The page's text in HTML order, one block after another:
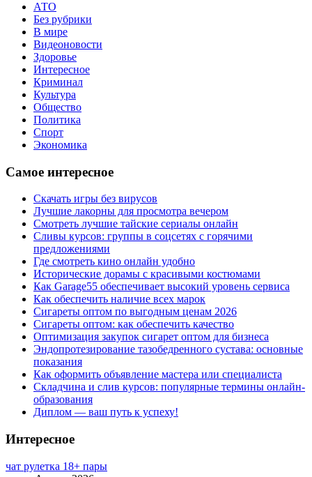
АТО
Без рубрики
В мире
Видеоновости
Здоровье
Интересное
Криминал
Культура
Общество
Политика
Спорт
Экономика
Самое интересное
Скачать игры без вирусов
Лучшие лакорны для просмотра вечером
Смотреть лучшие тайские сериалы онлайн
Сливы курсов: группы в соцсетях с горячими
предложениями
Где смотреть кино онлайн удобно
Исторические дорамы с красивыми костюмами
Как Garage55 обеспечивает высокий уровень сервиса
Как обеспечить наличие всех марок
Сигареты оптом по выгодным ценам 2026
Сигареты оптом: как обеспечить качество
Оптимизация закупок сигарет оптом для бизнеса
Эндопротезирование тазобедренного сустава: основные
показания
Как оформить объявление мастера или специалиста
Складчина и слив курсов: популярные термины онлайн-
образования
Диплом — ваш путь к успеху!
Интересное
чат рулетка 18+ пары